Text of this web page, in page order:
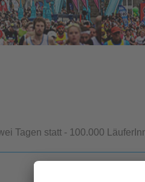
Tagen statt - 100.000